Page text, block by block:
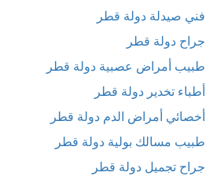
فني صيدلة دولة قطر
جراح دولة قطر
طبيب أمراض عصبية دولة قطر
أطباء تخدير دولة قطر
أخصائي أمراض الدم دولة قطر
طبيب مسالك بولية دولة قطر
جراح تجميل دولة قطر